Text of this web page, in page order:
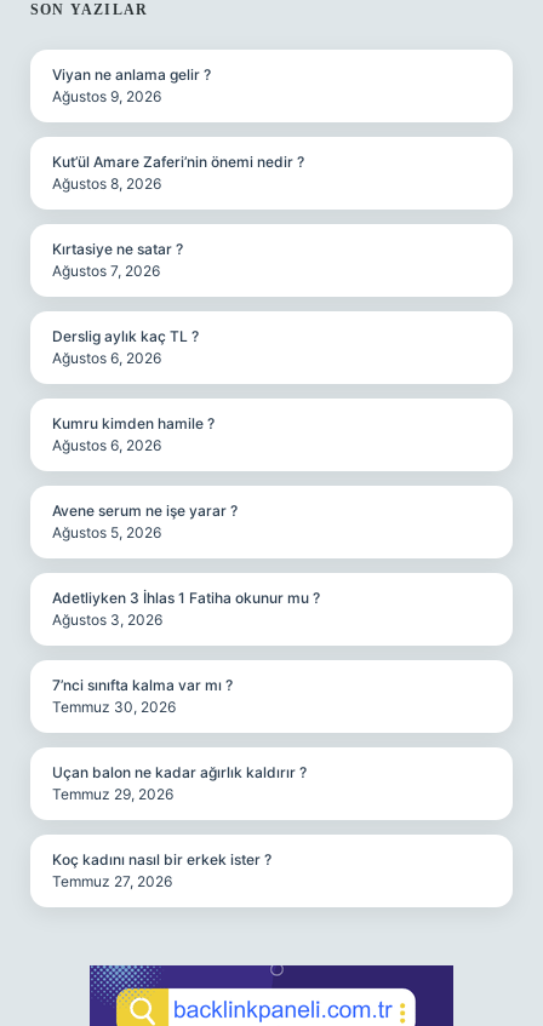
SIDEBAR
SON YAZILAR
Viyan ne anlama gelir ?
Ağustos 9, 2026
Kut’ül Amare Zaferi’nin önemi nedir ?
Ağustos 8, 2026
Kırtasiye ne satar ?
Ağustos 7, 2026
Derslig aylık kaç TL ?
Ağustos 6, 2026
Kumru kimden hamile ?
Ağustos 6, 2026
Avene serum ne işe yarar ?
Ağustos 5, 2026
Adetliyken 3 İhlas 1 Fatiha okunur mu ?
Ağustos 3, 2026
7’nci sınıfta kalma var mı ?
Temmuz 30, 2026
Uçan balon ne kadar ağırlık kaldırır ?
Temmuz 29, 2026
Koç kadını nasıl bir erkek ister ?
Temmuz 27, 2026